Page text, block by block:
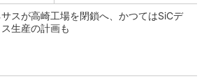
サスが高崎工場を閉鎖へ、かつてはSiCデ
生産の計画も